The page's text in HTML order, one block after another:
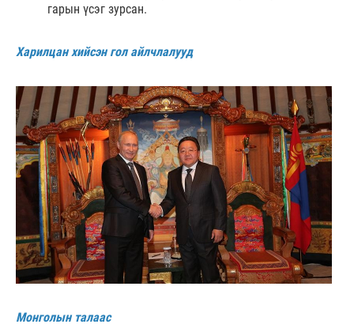
гарын үсэг зурсан.
Харилцан хийсэн гол айлчлалууд
Монголын талаас